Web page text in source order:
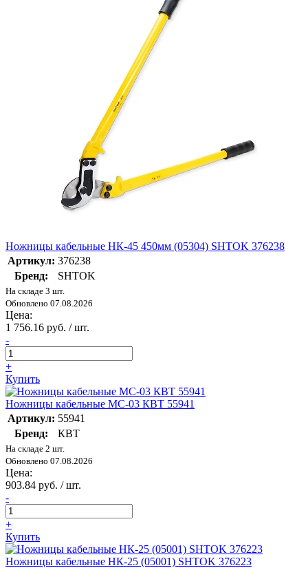
Ножницы кабельные НК-45 450мм (05304) SHTOK 376238
Артикул: 376238
Бренд:
SHTOK
На складе 3 шт.
Обновлено 07.08.2026
Цена:
1 756.16 руб. / шт.
-
+
Купить
Ножницы кабельные MC-03 КВТ 55941
Артикул: 55941
Бренд:
КВТ
На складе 2 шт.
Обновлено 07.08.2026
Цена:
903.84 руб. / шт.
-
+
Купить
Ножницы кабельные НК-25 (05001) SHTOK 376223